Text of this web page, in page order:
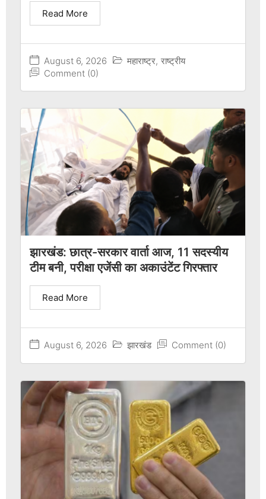
August 6, 2026 महाराष्ट्र, राष्ट्रीय
Comment (0)
Read More
झारखंड: छात्र-सरकार वार्ता आज, 11 सदस्यीय
टीम बनी, परीक्षा एजेंसी का अकाउंटेंट गिरफ्तार
August 6, 2026 झारखंड Comment (0)
Read More